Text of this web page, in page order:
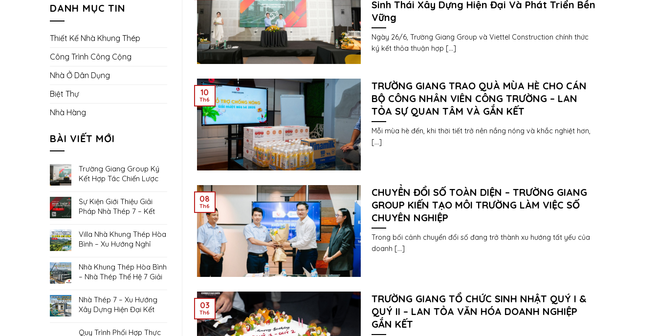
DANH MỤC TIN
Thiết Kế Nhà Khung Thép
Công Trình Công Cộng
Nhà Ở Dân Dụng
Biệt Thự
Nhà Hàng
BÀI VIẾT MỚI
Trường Giang Group Ký
Kết Hợp Tác Chiến Lược
Thúc Đẩy Hệ Sinh Thái
Xây Dựng Hiện Đại Và
Phát Triển Bền Vững
Sự Kiện Giới Thiệu Giải
Pháp Nhà Thép 7 – Kết
Không Gian Sống Hiện Đại
Villa Nhà Khung Thép Hòa
Bình – Xu Hướng Nghỉ
Nhà Khung Thép Hòa Bình
– Nhà Thép Thế Hệ 7 Giải
Tiết Kiệm
Nhà Thép 7 – Xu Hướng
Xây Dựng Hiện Đại Kết
Cách Nhiệt
Quy Trình Phối Hợp Thực
Sinh Thái Xây Dựng Hiện Đại Và Phát Triển Bền
Vững
Ngày 26/6, Trường Giang Group và Viettel Construction chính thức
ký kết thỏa thuận hợp [...]
TRƯỜNG GIANG TRAO QUÀ MÙA HÈ CHO CÁN
BỘ CÔNG NHÂN VIÊN CÔNG TRƯỜNG – LAN
TỎA SỰ QUAN TÂM VÀ GẮN KẾT
Mỗi mùa hè đến, khi thời tiết trở nên nắng nóng và khắc nghiệt hơn,
[...]
10
Th6
CHUYỂN ĐỔI SỐ TOÀN DIỆN – TRƯỜNG GIANG
GROUP KIẾN TẠO MÔI TRƯỜNG LÀM VIỆC SỐ
CHUYÊN NGHIỆP
Trong bối cảnh chuyển đổi số đang trở thành xu hướng tất yếu của
doanh [...]
08
Th6
TRƯỜNG GIANG TỔ CHỨC SINH NHẬT QUÝ I &
QUÝ II – LAN TỎA VĂN HÓA DOANH NGHIỆP
GẮN KẾT
03
Th6